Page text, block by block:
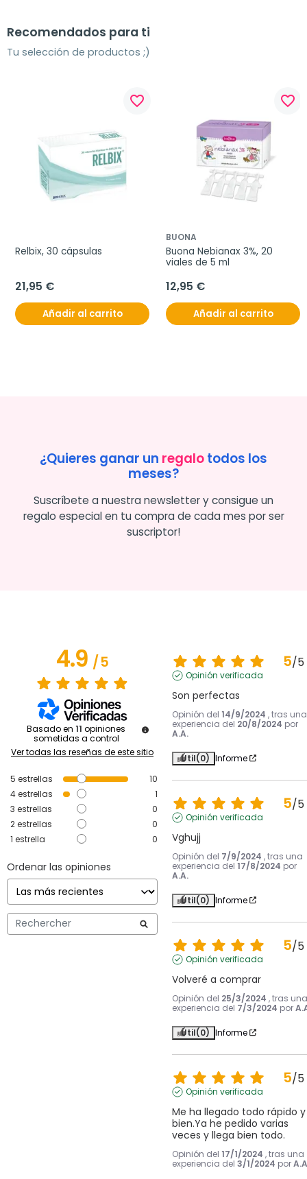
Recomendados para ti
Tu selección de productos ;)
favorite_border
Relbix, 30 cápsulas
21,95 €
Añadir al carrito
favorite_border
BUONA
Buona Nebianax 3%, 20
viales de 5 ml
12,95 €
Añadir al carrito
¿Quieres ganar un regalotodos los
meses?
Suscríbete a nuestra newsletter y consigue un
regalo especial en tu compra de cada mes por ser
suscriptor!
4.9/5
Basado en 11 opiniones
sometidas a control
Ver todas las reseñas de este sitio
5 estrellas
10
4estrellas
1
3 estrellas
0
2estrellas
0
1 estrella 0
Ordenar las opiniones
5/5
Opinión verificada
Son perfectas
Opinión del 14/9/2024 , tras una
experiencia del 20/8/2024 por
A.A.
Útil(0) Informe
5/5
Opinión verificada
Vghujj
Opinión del 7/9/2024 , tras una
experiencia del 17/8/2024 por
A.A.
Útil(0) Informe
5/5
Opinión verificada
Volveré a comprar
Opinión del 25/3/2024 , tras una
experiencia del 7/3/2024 por
Útil(0) Informe
5/5
Opinión verificada
Me ha llegado todo rápido y
bien.Ya he pedido varias
veces y llega bien todo.
Opinión del 17/1/2024 , tras una
experiencia del 3/1/2024 por